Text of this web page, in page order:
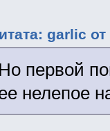
garlic от
Но первой
нелепое